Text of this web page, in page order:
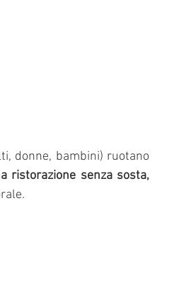
donne, bambini) ruotano